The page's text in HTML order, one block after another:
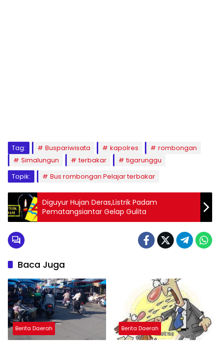
Tag: Buspariwisata kapolres
rombongan
Simalungun
terbakar
tigarunggu
Topik:
Bus rombongan Pelajar terbakar
Diguyur Hujan Deras,Listrik Padam
Pematangsiantar Gelap Gulita
Baca Juga
Berita Daerah Berita Daerah